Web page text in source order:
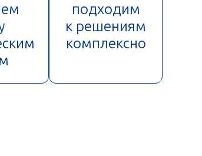
подходим
к решениям
комплексно